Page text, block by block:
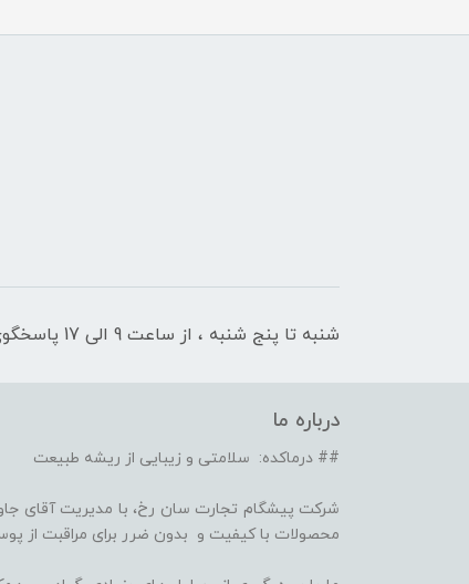
شنبه تا پنج شنبه ، از ساعت 9 الی 17 پاسخگوی شما هستیم
درباره ما
## درماکده: سلامتی و زیبایی از ریشه طبیعت
شرکت پیشگام تجارت سان رخ، با مدیریت آقای
محصولات با کیفیت و بدون ضرر برای مراقبت از